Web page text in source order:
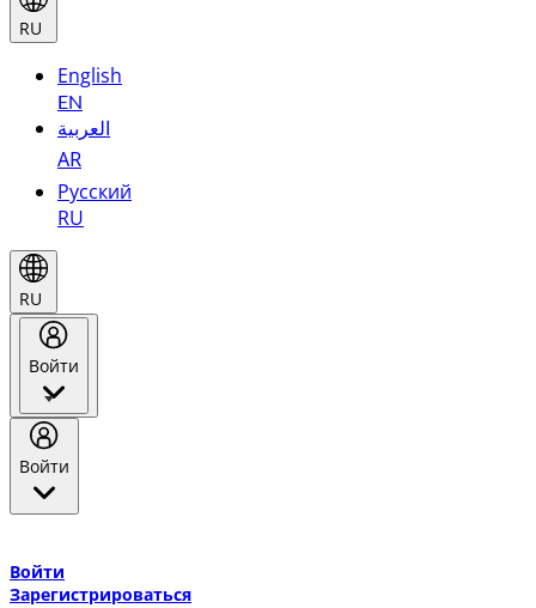
RU
English
EN
العربية
AR
Русский
RU
RU
Войти
Войти
Войти
Зарегистрироваться